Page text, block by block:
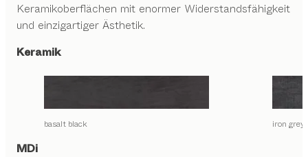
Keramikoberflächen mit enormer Widerstandsfähigkeit
und einzigartiger Ästhetik.
Keramik
basalt black iron grey
MDi